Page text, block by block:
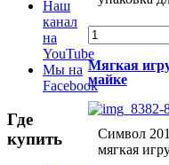
Мягкая
майке
Символ
мягкая
Наш
канал
на
YouTube
Мы на
Facebook
Где
купить